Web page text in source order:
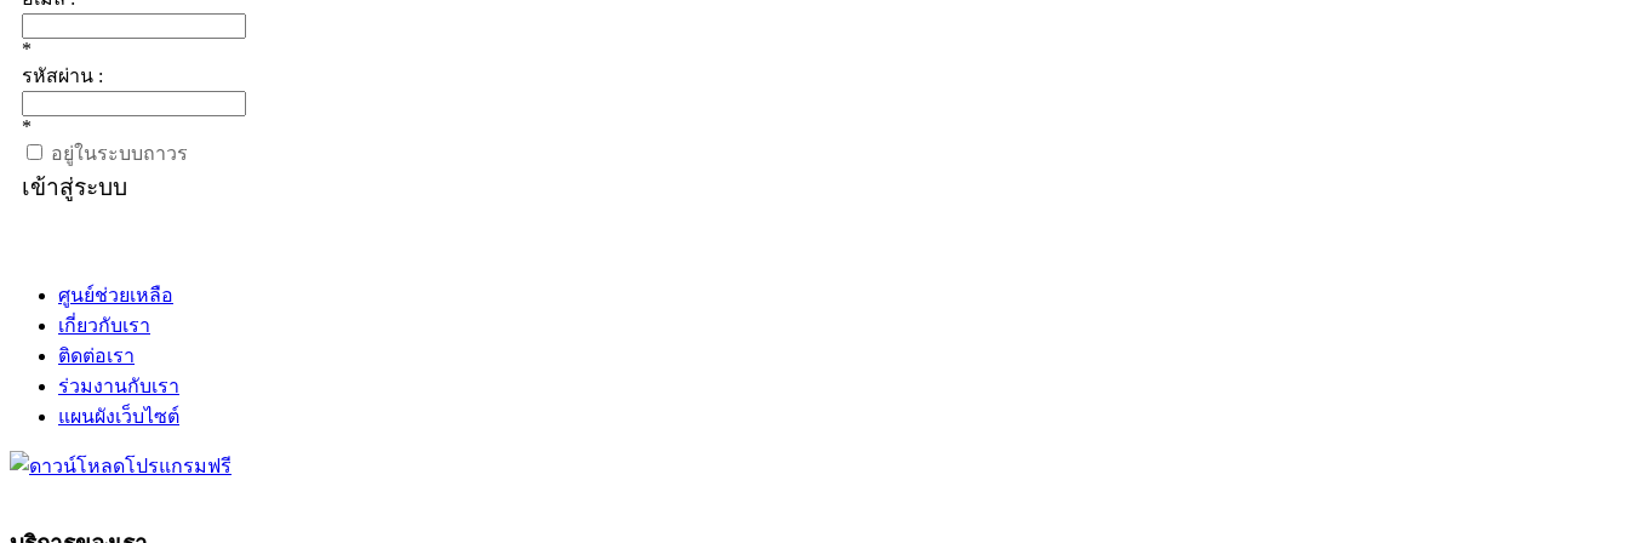
*
รหัสผ่าน :
*
อยู่ในระบบถาวร
เข้าสู่ระบบ
ศูนย์ช่วยเหลือ
เกี่ยวกับเรา
ติดต่อเรา
ร่วมงานกับเรา
แผนผังเว็บไซต์